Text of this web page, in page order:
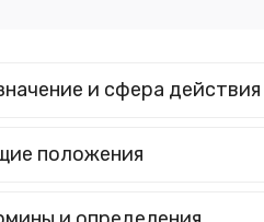
и сфера
положения